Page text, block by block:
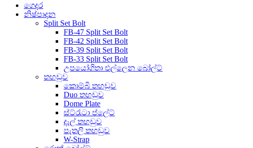
ගෙදර
නිෂ්පාදන
Split Set Bolt
FB-47 Split Set Bolt
FB-42 Split Set Bolt
FB-39 Split Set Bolt
FB-33 Split Set Bolt
උපයෝගිතා එල්ලෙන බෝල්ට්
තහඩුව
කොම්බි තහඩුව
Duo තහඩුව
Dome Plate
ස්ට්රැටා ප්ලේට්
දැල් තහඩුව
පැතලි තහඩුව
W-Strap